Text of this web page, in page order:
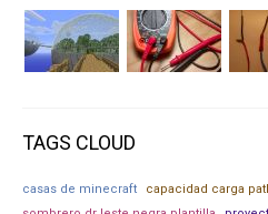
TAGS CLOUD
casas de minecraft capacidad carga